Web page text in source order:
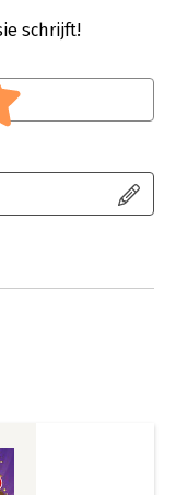
schrijft!